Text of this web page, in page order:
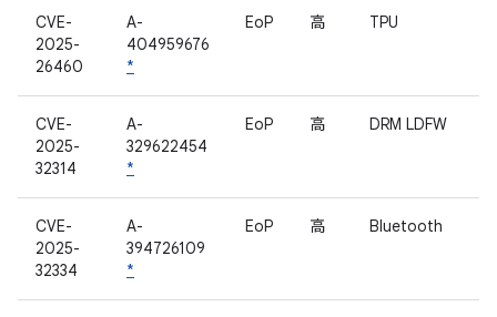
CVE-
2025-
26460
A-
404959676
*
EoP 高 TPU
CVE-
2025-
32314
A-
329622454
*
EoP 高 DRM LDFW
CVE-
2025-
32334
A-
394726109
*
EoP 高 Bluetooth